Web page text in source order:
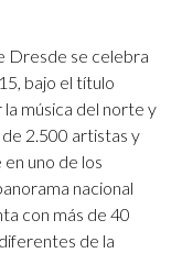
Dresde se celebra
bajo el título
música del norte y
2.500 artistas y
uno de los
nacional
con más de 40
de la